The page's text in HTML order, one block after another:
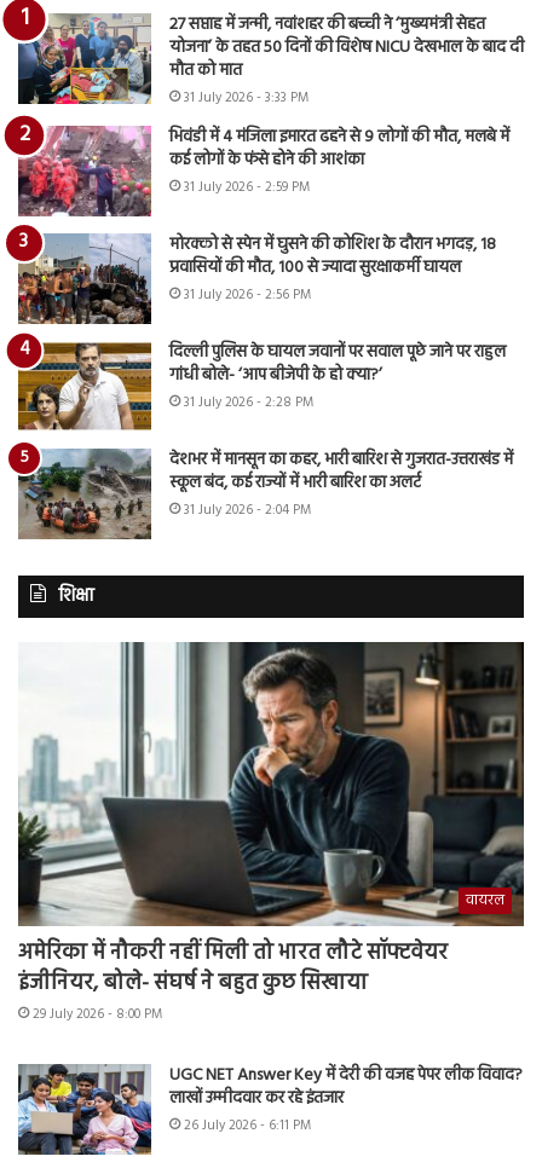
27 सप्ताह में जन्मी, नवांशहर की बच्ची ने ‘मुख्यमंत्री सेहत
योजना’ के तहत 50 दिनों की विशेष NICU देखभाल के बाद दी
मौत को मात
31 July 2026 - 3:33 PM
भिवंडी में 4 मंजिला इमारत ढहने से 9 लोगों की मौत, मलबे में
कई लोगों के फंसे होने की आशंका
31 July 2026 - 2:59 PM
मोरक्को से स्पेन में घुसने की कोशिश के दौरान भगदड़, 18
प्रवासियों की मौत, 100 से ज्यादा सुरक्षाकर्मी घायल
31 July 2026 - 2:56 PM
दिल्ली पुलिस के घायल जवानों पर सवाल पूछे जाने पर राहुल
गांधी बोले- ‘आप बीजेपी के हो क्या?’
31 July 2026 - 2:28 PM
देशभर में मानसून का कहर, भारी बारिश से गुजरात-उत्तराखंड में
स्कूल बंद, कई राज्यों में भारी बारिश का अलर्ट
31 July 2026 - 2:04 PM
शिक्षा
वायरल
अमेरिका में नौकरी नहीं मिली तो भारत लौटे सॉफ्टवेयर
इंजीनियर, बोले- संघर्ष ने बहुत कुछ सिखाया
29 July 2026 - 8:00 PM
UGC NET Answer Key में देरी की वजह पेपर लीक विवाद?
लाखों उम्मीदवार कर रहे इंतजार
26 July 2026 - 6:11 PM